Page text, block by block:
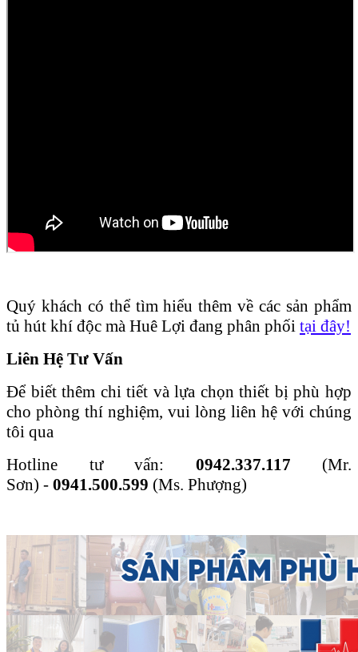
Quý khách có thể tìm hiểu thêm về các sản phẩm
tủ hút khí độc mà Huê Lợi đang phân phối tại đây!
Liên Hệ Tư Vấn
Để biết thêm chi tiết và lựa chọn thiết bị phù hợp
cho phòng thí nghiệm, vui lòng liên hệ với chúng
tôi qua
Hotline tư vấn: 0942.337.117 (Mr.
Sơn) - 0941.500.599 (Ms. Phượng)